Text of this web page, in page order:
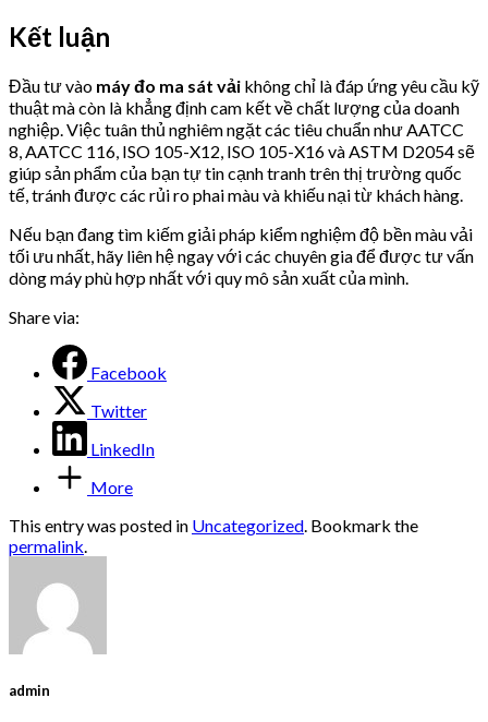
Kết luận
Đầu tư vào máy đo ma sát vải không chỉ là đáp ứng yêu cầu kỹ
thuật mà còn là khẳng định cam kết về chất lượng của doanh
nghiệp. Việc tuân thủ nghiêm ngặt các tiêu chuẩn như AATCC
8, AATCC 116, ISO 105-X12, ISO 105-X16 và ASTM D2054 sẽ
giúp sản phẩm của bạn tự tin cạnh tranh trên thị trường quốc
tế, tránh được các rủi ro phai màu và khiếu nại từ khách hàng.
Nếu bạn đang tìm kiếm giải pháp kiểm nghiệm độ bền màu vải
tối ưu nhất, hãy liên hệ ngay với các chuyên gia để được tư vấn
dòng máy phù hợp nhất với quy mô sản xuất của mình.
Share via:
Facebook
Twitter
LinkedIn
More
This entry was posted in Uncategorized. Bookmark the
permalink.
admin